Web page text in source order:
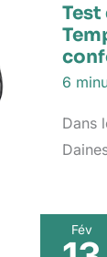
Test
6
Dans
Fév